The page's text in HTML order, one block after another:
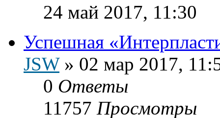
24 май 2017, 11:30
Успешная
JSW» 02 мар 2017,
0 Ответы
11757 Просмотры